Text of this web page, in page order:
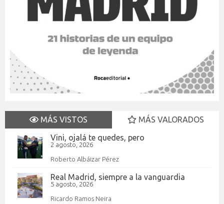
MÁS VISTOS
MÁS VALORADOS
Vini, ojalá te quedes, pero
2 agosto, 2026
Roberto Albáizar Pérez
Real Madrid, siempre a la vanguardia
5 agosto, 2026
Ricardo Ramos Neira